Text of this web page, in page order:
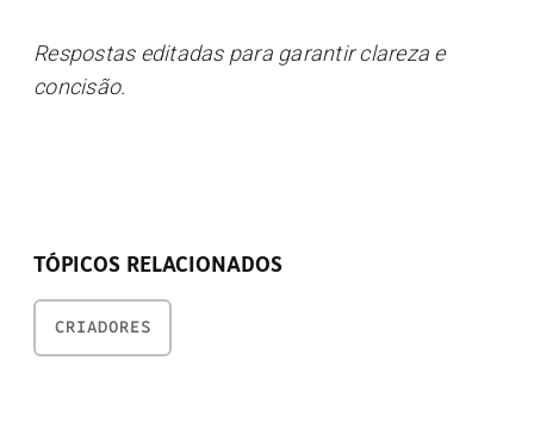
Respostas editadas para garantir clareza e
concisão.
TÓPICOS RELACIONADOS
CRIADORES